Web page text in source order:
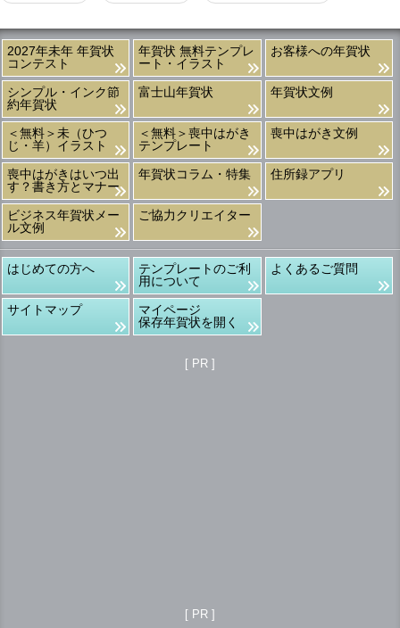
2027年未年 年賀状
コンテスト
年賀状 無料テンプレ
ート・イラスト
お客様への年賀状
シンプル・インク節
約年賀状
富士山年賀状 年賀状文例
＜無料＞未（ひつ
じ・羊）イラスト
＜無料＞喪中はがき
テンプレート
喪中はがき文例
喪中はがきはいつ出
す？書き方とマナー
年賀状コラム・特集 住所録アプリ
ビジネス年賀状メー
ル文例
ご協力クリエイター
はじめての方へ
テンプレートのご利
用について
よくあるご質問
サイトマップ
マイページ
保存年賀状を開く
[ PR ]
[ PR ]